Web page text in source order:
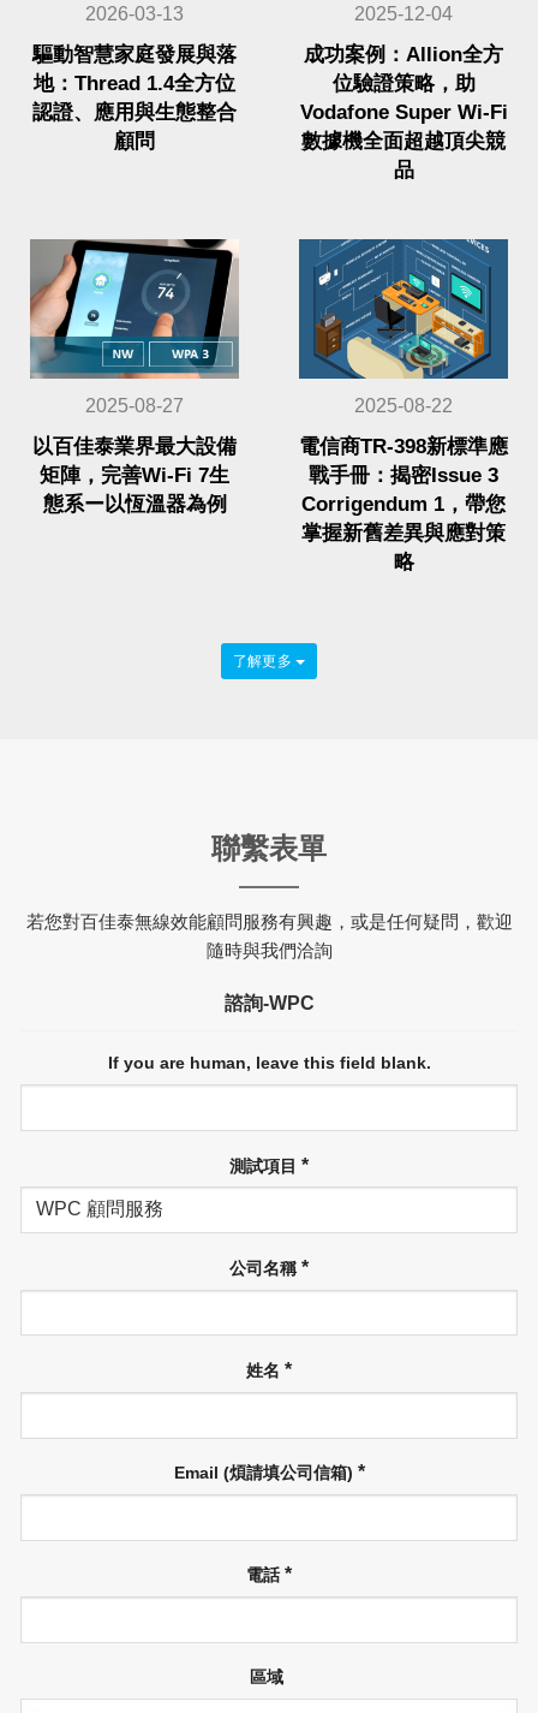
2026-03-13
驅動智慧家庭發展與落
地：Thread 1.4全方位
認證、應用與生態整合
顧問
2025-12-04
成功案例：Allion全方
位驗證策略，助
Vodafone Super Wi-Fi
數據機全面超越頂尖競
品
2025-08-27
以百佳泰業界最大設備
矩陣，完善Wi-Fi 7生
態系ー以恆溫器為例
2025-08-22
電信商TR-398新標準應
戰手冊：揭密Issue 3
Corrigendum 1，帶您
掌握新舊差異與應對策
略
了解更多
聯繫表單
若您對百佳泰無線效能顧問服務有興趣，或是任何疑問，歡迎
隨時與我們洽詢
諮詢-WPC
If you are human, leave this field blank.
測試項目 *
公司名稱*
姓名 *
Email (煩請填公司信箱) *
電話*
區域